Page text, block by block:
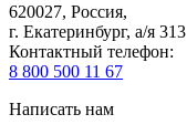
620027, Россия,
г. Екатеринбург, а/я 313
Контактный телефон:
8 800 500 11 67
Написать нам